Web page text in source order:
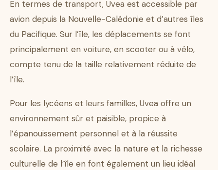
En termes de transport, Uvea est accessible par
avion depuis la Nouvelle-Calédonie et d’autres îles
du Pacifique. Sur l’île, les déplacements se font
principalement en voiture, en scooter ou à vélo,
compte tenu de la taille relativement réduite de
l’île.
Pour les lycéens et leurs familles, Uvea offre un
environnement sûr et paisible, propice à
l’épanouissement personnel et à la réussite
scolaire. La proximité avec la nature et la richesse
culturelle de l’île en font également un lieu idéal